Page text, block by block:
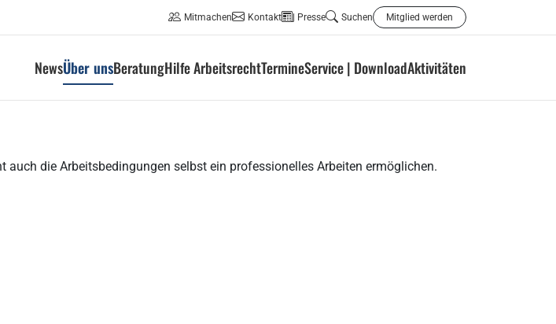
Mitmachen Kontakt Presse Suchen Mitglied werden
NewsÜber unsBeratungHilfe ArbeitsrechtTermineService | DownloadAktivitäten
die Arbeitsbedingungen selbst ein professionelles Arbeiten ermöglichen.